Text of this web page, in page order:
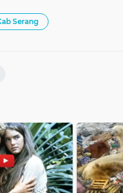
Serang